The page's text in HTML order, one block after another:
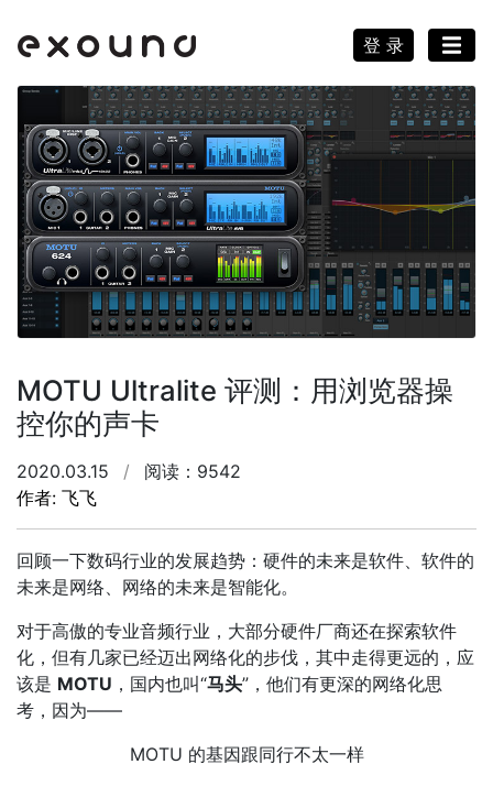
登 录
MOTU Ultralite 评测：用浏览器操
控你的声卡
2020.03.15 /
阅读：9542
作者: 飞飞
回顾一下数码行业的发展趋势：硬件的未来是软件、软件的
未来是网络、网络的未来是智能化。
对于高傲的专业音频行业，大部分硬件厂商还在探索软件
化，但有几家已经迈出网络化的步伐，其中走得更远的，应
该是 MOTU ，国内也叫“马头”，他们有更深的网络化思
考，因为——
MOTU 的基因跟同行不太一样